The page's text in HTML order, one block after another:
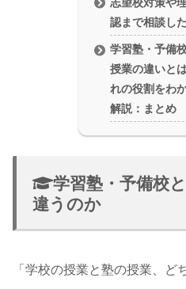
認まで相談し
学習塾・予備
授業の違いと
れの役割をわ
解説：まとめ
学習塾・予備校
違うのか
「学校の授業と塾の授業、ど